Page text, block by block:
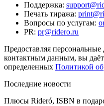
Поддержка:
Печать тиража:
Вопросы по услугам:
PR: pr@ridero.ru
Предоставляя
контактным данным, вы
определенных Политикой
Последние новости
Плюсы Rideró, ISBN в